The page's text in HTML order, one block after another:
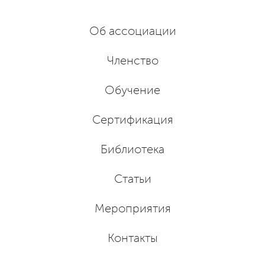
Об ассоциации
Членство
Обучение
Сертификация
Библиотека
Статьи
Мероприятия
Контакты